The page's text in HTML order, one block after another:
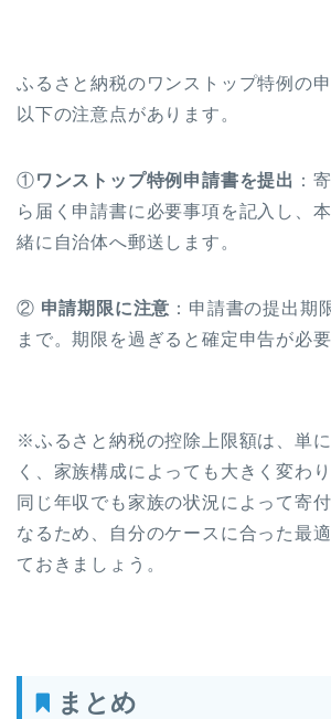
ふるさと納税のワンストップ特例の
以下の注意点があります。
①ワンストップ特例申請書を提出 ：
ら届く申請書に必要事項を記入し、
緒に自治体へ郵送します。
② 申請期限に注意 ：申請書の提出期
まで。期限を過ぎると確定申告が必要
※ふるさと納税の控除上限額は、単
く、家族構成によっても大きく変わり
同じ年収でも家族の状況によって寄
なるため、自分のケースに合った最
ておきましょう。
まとめ